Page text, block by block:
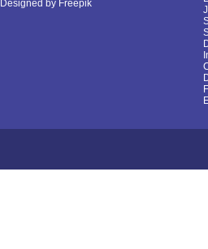
Designed by Freepik